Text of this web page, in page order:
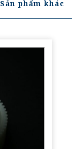
Sản phẩm khác